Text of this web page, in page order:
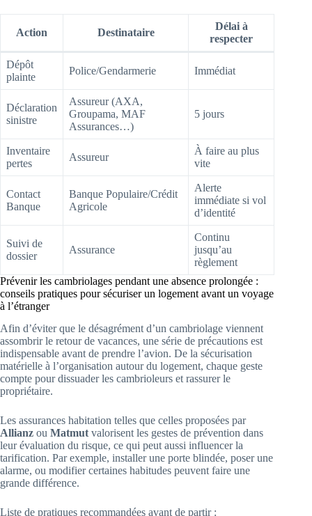
Action Destinataire
Délai à
respecter
Dépôt
plainte
Police/Gendarmerie Immédiat
Déclaration
sinistre
Assureur (AXA,
Groupama, MAF
Assurances…)
5 jours
Inventaire
pertes
Assureur
À faire au plus
vite
Contact
Banque
Banque Populaire/Crédit
Agricole
Alerte
immédiate si vol
d’identité
Suivi de
dossier
Assurance
Continu
jusqu’au
règlement
Prévenir les cambriolages pendant une absence prolongée :
conseils pratiques pour sécuriser un logement avant un voyage
à l’étranger
Afin d’éviter que le désagrément d’un cambriolage viennent
assombrir le retour de vacances, une série de précautions est
indispensable avant de prendre l’avion. De la sécurisation
matérielle à l’organisation autour du logement, chaque geste
compte pour dissuader les cambrioleurs et rassurer le
propriétaire.
Les assurances habitation telles que celles proposées par
Allianz ou Matmutvalorisent les gestes de prévention dans
leur évaluation du risque, ce qui peut aussi influencer la
tarification. Par exemple, installer une porte blindée, poser une
alarme, ou modifier certaines habitudes peuvent faire une
grande différence.
Liste de pratiques recommandées avant de partir :